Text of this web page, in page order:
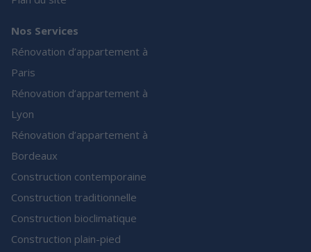
Nos Services
Rénovation d’appartement à
Paris
Rénovation d’appartement à
Lyon
Rénovation d’appartement à
Bordeaux
Construction contemporaine
Construction traditionnelle
Construction bioclimatique
Construction plain-pied